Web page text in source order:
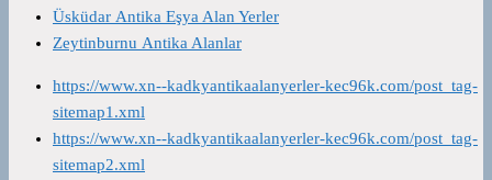
Üsküdar Antika Eşya Alan Yerler
Zeytinburnu Antika Alanlar
https://www.xn--kadkyantikaalanyerler-kec96k.com/post_tag-
sitemap1.xml
https://www.xn--kadkyantikaalanyerler-kec96k.com/post_tag-
sitemap2.xml